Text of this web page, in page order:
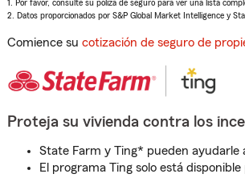
1. Por favor, consulte su póliza de seguro para ver una lista
2. Datos proporcionados por S&P Global Market Intelligence y
Comience su cotización de seguro de
Proteja su vivienda contra los
State Farm y Ting* pueden
El programa Ting solo está